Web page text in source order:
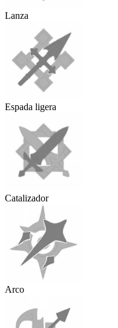
Lanza
Espada ligera
Catalizador
Arco